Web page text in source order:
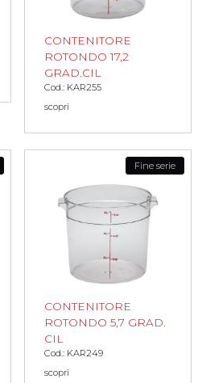
CONTENITORE
ROTONDO 17,2
GRAD.CIL
Cod.: KAR255
scopri
Fine serie
CONTENITORE
ROTONDO 5,7 GRAD.
CIL
Cod.: KAR249
scopri